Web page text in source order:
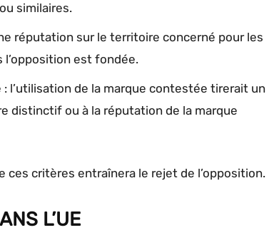
similaires.
réputation sur le territoire concerné pour les
est fondée.
l’utilisation de la marque contestée tirerait un
distinctif ou à la réputation de la marque
ces critères entraînera le rejet de l’opposition.
L’UE